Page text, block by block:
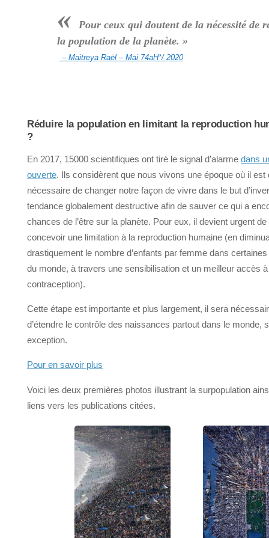
«
Pour ceux qui doutent de la nécessité de
la population de la planète. »
– Maitreya Raël – Mai 74aH*/ 2020
Réduire la population en limitant la reproduction
?
En 2017, 15000 scientifiques ont tiré le signal d’alarme dans
ouverte. Ils considèrent que nous vivons une époque où il est
nécessaire de changer notre façon de vivre dans le but
tendance globalement destructive afin de sauver ce qui a
chances de l’être sur la planète. Pour eux, il devient urgent de
concevoir une limitation à la reproduction humaine (en
drastiquement le nombre d’enfants par femme dans
du monde, à travers une sensibilisation et un meilleur accès
contraception).
Cette étape est importante et plus largement, il sera
d’étendre le contrôle des naissances partout dans le monde,
exception.
Pour en savoir plus
Voici les deux premières photos illustrant la surpopulation
liens vers les publications citées.